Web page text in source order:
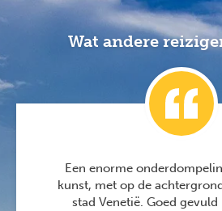
Wat andere
Een enorme
kunst, met op de
stad Venetië. Goed